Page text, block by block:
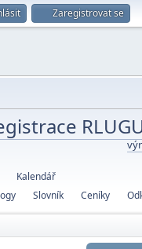
Zaregistrovat se
Kalendář
Slovník Ceníky